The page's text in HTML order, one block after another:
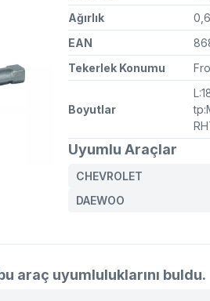
Ağırlık
EAN
Tekerlek Konumu
Boyutlar
Uyumlu Araçlar
CHEVROLET
DAEWOO
araç uyumluluklarını buldu.